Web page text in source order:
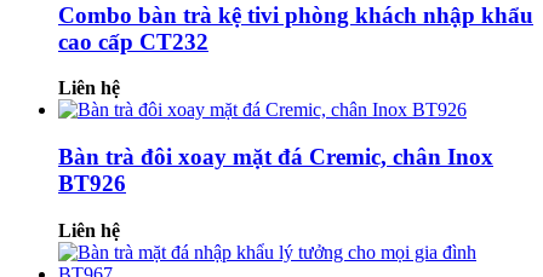
Combo bàn trà kệ tivi phòng khách nhập khẩu
cao cấp CT232
Liên hệ
Bàn trà đôi xoay mặt đá Cremic, chân Inox
BT926
Liên hệ